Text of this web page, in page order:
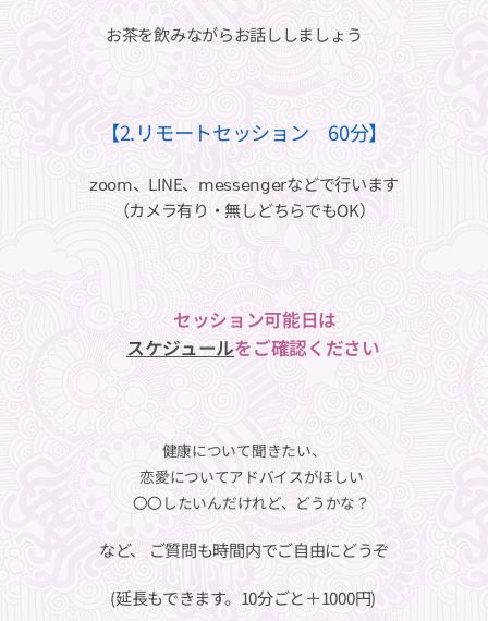
お茶を飲みながらお話ししましょう☕️
【2.リモートセッション 60分】
𝗓𝗈𝗈𝗆、LINE、𝗆𝖾𝗌𝗌𝖾𝗇𝗀𝖾𝗋などで行います
（カメラ有り・無しどちらでもOK）
セッション可能日は
スケジュールをご確認ください
健康について聞きたい、
恋愛についてアドバイスがほしい
〇〇したいんだけれど、どうかな？
など、 ご質問も時間内でご自由にどうぞ
(延長もできます。10分ごと＋1000円) ⁡⁡⁡